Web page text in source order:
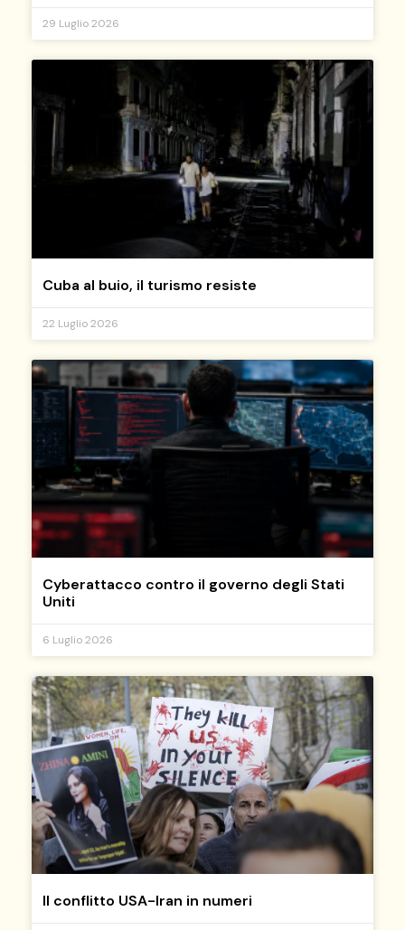
29 Luglio 2026
Cuba al buio, il turismo resiste
22 Luglio 2026
Cyberattacco contro il governo degli Stati
Uniti
6 Luglio 2026
Il conflitto USA-Iran in numeri